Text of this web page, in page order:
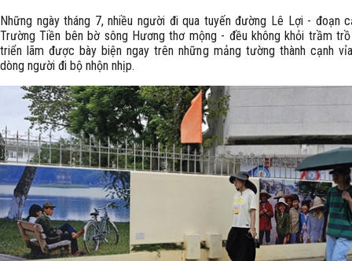
Những ngày tháng 7, nhiều người đi qua tuyến đường Lê Lợi - đoạn
Trường Tiền bên bờ sông Hương thơ mộng - đều không khỏi trầm
triển lãm được bày biện ngay trên những mảng tường thành cạnh
dòng người đi bộ nhộn nhịp.